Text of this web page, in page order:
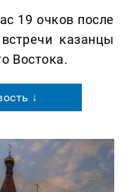
19 очков после
казанцы
Востока.
↓